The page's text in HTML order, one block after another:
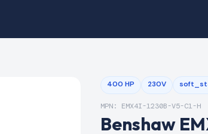
400 HP 230V
MPN: EMX4I-1230B-V5-C1-H
Benshaw